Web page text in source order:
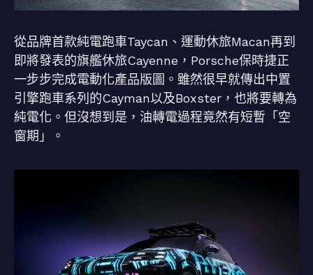
從品牌首款純電跑車Taycan、運動休旅Macan再到
即將發表的旗艦休旅Cayenne，Porsche保時捷正
一步步完成電動化產品版圖。雖然很早就傳出中置
引擎跑車系列的Cayman以及Boxster，也將要轉為
純電化。但沒想到是，油轉電過程竟然有短暫「空
窗期」。